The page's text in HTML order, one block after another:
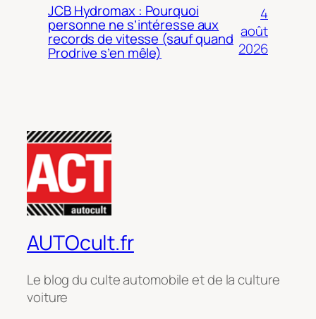
JCB Hydromax : Pourquoi
personne ne s’intéresse aux
records de vitesse (sauf quand
Prodrive s’en mêle)
4
août
2026
AUTOcult.fr
Le blog du culte automobile et de la culture
voiture